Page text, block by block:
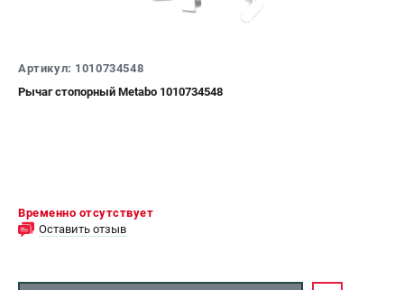
Артикул: 1010734548
Рычаг стопорный Metabo 1010734548
Временно отсутствует
Оставить отзыв